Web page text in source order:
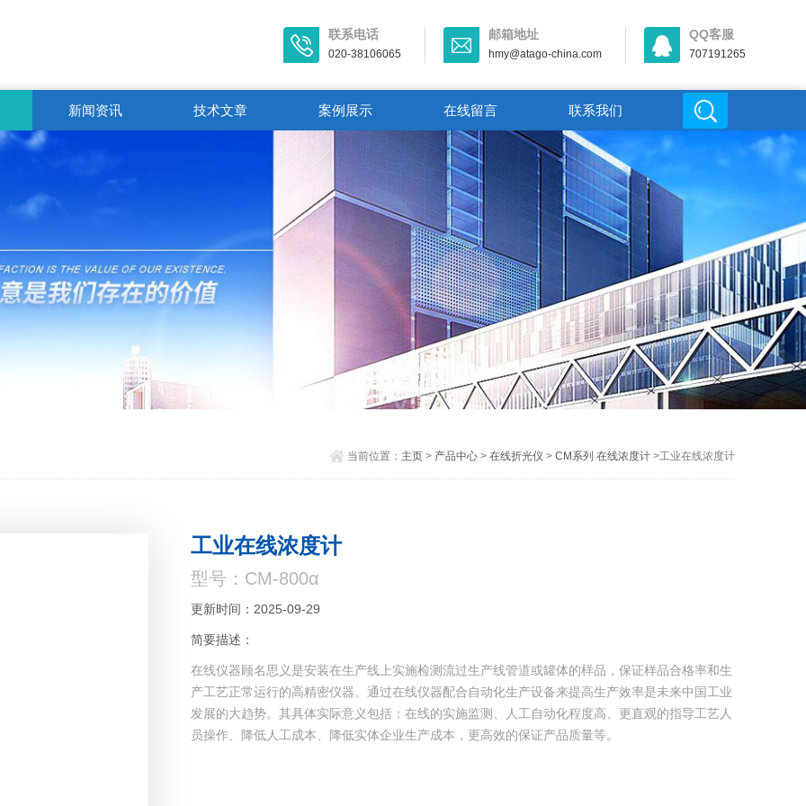
联系电话
020-38106065
邮箱地址
hmy@atago-china.com
QQ客服
707191265
新闻资讯 技术文章 案例展示 在线留言 联系我们
当前位置： 主页> 产品中心> 在线折光仪 > CM系列 在线浓度计>工业在线浓度计
工业在线浓度计
型号：CM-800α
更新时间：2025-09-29
简要描述：
在线仪器顾名思义是安装在生产线上实施检测流过生产线管道或罐体的样品，保证样品合格率和生
产工艺正常运行的高精密仪器。通过在线仪器配合自动化生产设备来提高生产效率是未来中国工业
发展的大趋势。其具体实际意义包括：在线的实施监测、人工自动化程度高、更直观的指导工艺人
员操作、降低人工成本、降低实体企业生产成本，更高效的保证产品质量等。